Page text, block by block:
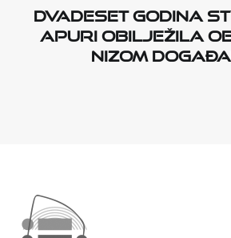
Dvadeset godina
APURI obilježila
nizom